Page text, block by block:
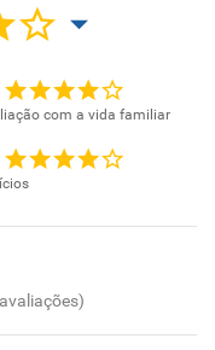
com a vida familiar